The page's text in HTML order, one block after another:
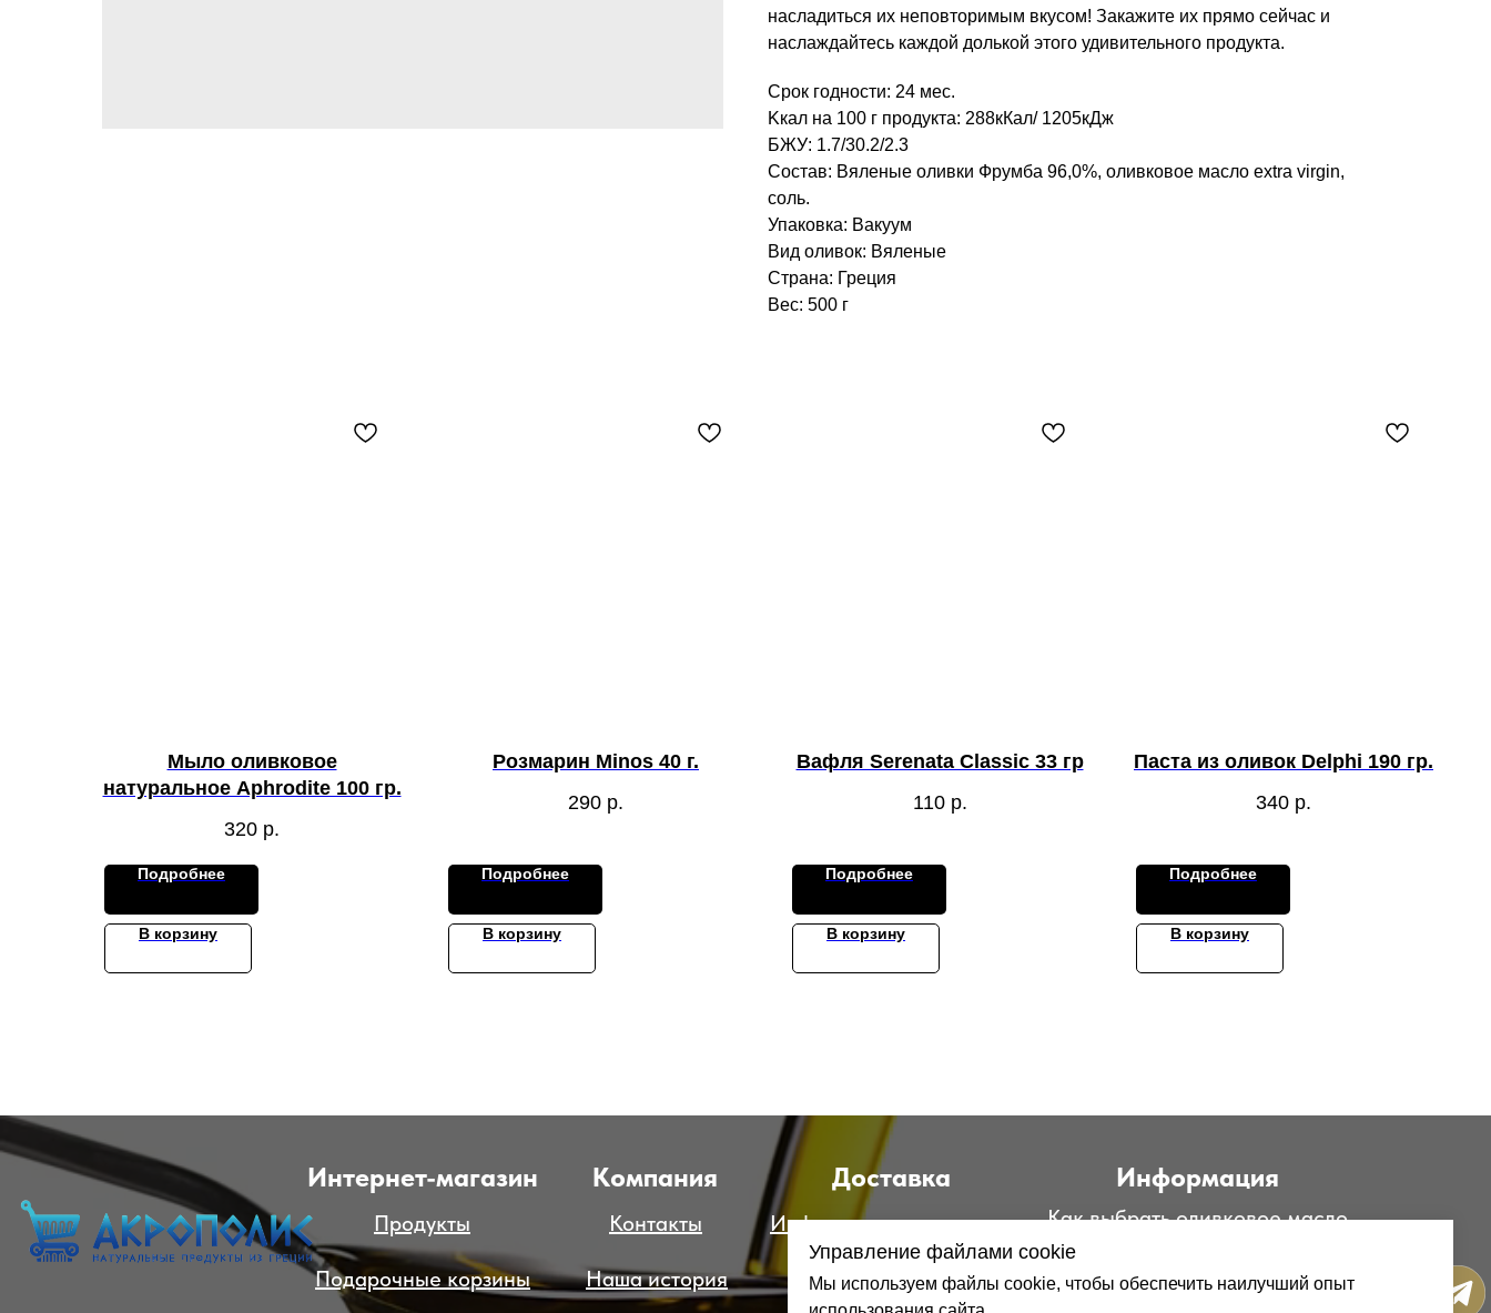
Управление файлами cookie
Мы используем файлы cookie, чтобы обеспечить наилучший опыт
насладиться их неповторимым вкусом! Закажите их прямо сейчас и
наслаждайтесь каждой долькой этого удивительного продукта.
Срок годности: 24 мес.
Kкал на 100 г продукта: 288кКал/ 1205кДж
БЖУ: 1.7/30.2/2.3
Состав: Вяленые оливки Фрумба 96,0%, оливковое масло extra virgin,
соль.
Упаковка: Вакуум
Вид оливок: Вяленые
Страна: Греция
Вес: 500 г
Мыло оливковое
натуральное Aphrodite 100 гр.
320 р.
Подробнее
В корзину
Розмарин Minos 40 г.
290 р.
Подробнее
В корзину
Вафля Serenata Classic 33 гр
110 р.
Подробнее
В корзину
Паста из оливок Delphi 190 гр.
340 р.
Подробнее
В корзину
Интернет-магазин
Продукты
Подарочные корзины Наша история
Контакты
Компания
Информация о доставка
Способы оплаты
Доставка Информация
Как выбрать оливковое масло